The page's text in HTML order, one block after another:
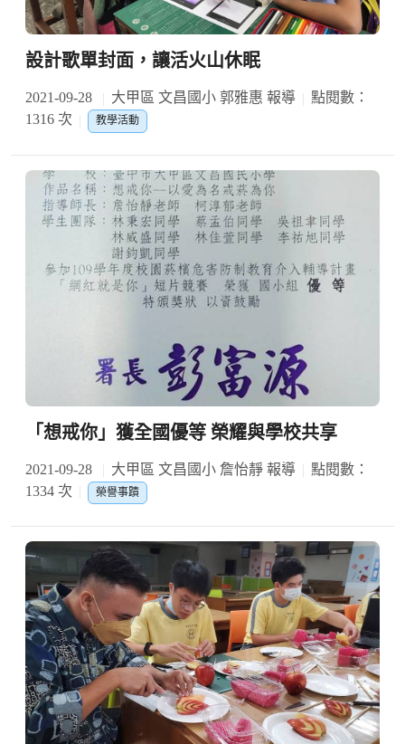
設計歌單封面，讓活火山休眠
2021-09-28 大甲區 文昌國小 郭雅惠 報導
點閱數：
1316 次
教學活動
「想戒你」獲全國優等 榮耀與學校共享
2021-09-28 大甲區 文昌國小 詹怡靜 報導
點閱數：
1334 次
榮譽事蹟